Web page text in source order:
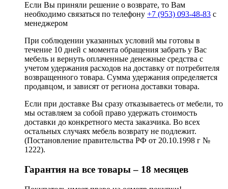
Если Вы приняли решение о возврате, то Вам
необходимо связаться по телефону +7 (953) 093-48-83 с
менеджером
При соблюдении указанных условий мы готовы в
течение 10 дней с момента обращения забрать у Вас
мебель и вернуть оплаченные денежные средства с
учетом удержания расходов на доставку от потребителя
возвращенного товара. Сумма удержания определяется
продавцом, и зависят от региона доставки товара.
Если при доставке Вы сразу отказываетесь от мебели, то
мы оставляем за собой право удержать стоимость
доставки до конкретного места заказчика. Во всех
остальных случаях мебель возврату не подлежит.
(Постановление правительства РФ от 20.10.1998 г №
1222).
Гарантия на все товары – 18 месяцев